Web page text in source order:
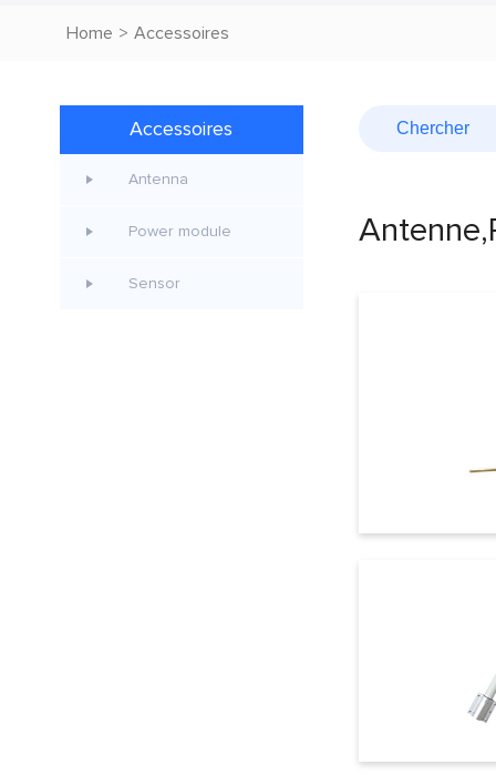
Home > Accessoires
Accessoires
Antenna
Power module
Sensor